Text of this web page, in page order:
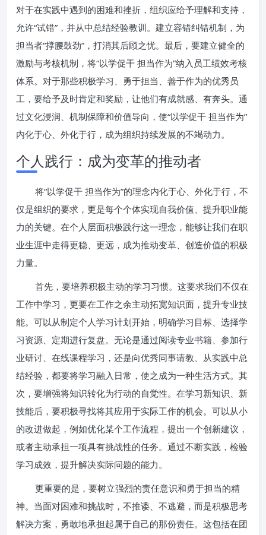
对于在实践中遇到的困难和挫折，组织应给予理解和支持，
允许“试错”，并从中总结经验教训。建立容错纠错机制，为
担当者“撑腰鼓劲”，打消其后顾之忧。最后，要建立健全的
激励与考核机制，将“以学促干 担当作为”纳入员工绩效考核
体系。对于那些积极学习、勇于担当、善于作为的优秀员
工，要给予及时肯定和奖励，让他们有成就感、有奔头。通
过文化浸润、机制保障和价值导向，使“以学促干 担当作为”
内化于心、外化于行，成为组织持续发展的不竭动力。
个人践行：成为变革的推动者
将“以学促干 担当作为”的理念内化于心、外化于行，不
仅是组织的要求，更是每个个体实现自我价值、提升职业能
力的关键。在个人层面积极践行这一理念，能够让我们在职
业生涯中走得更稳、更远，成为推动变革、创造价值的积极
力量。
首先，要培养积极主动的学习习惯。这要求我们不仅在
工作中学习，更要在工作之余主动拓宽知识面，提升专业技
能。可以从制定个人学习计划开始，明确学习目标、选择学
习资源、定期进行复盘。无论是通过阅读专业书籍、参加行
业研讨、在线课程学习，还是向优秀同事请教、从实践中总
结经验，都要将学习融入日常，使之成为一种生活方式。其
次，要增强将知识转化为行动的自觉性。在学习新知识、新
技能后，要积极寻找将其应用于实际工作的机会。可以从小
的改进做起，例如优化某个工作流程，提出一个创新建议，
或者主动承担一项具有挑战性的任务。通过不断实践，检验
学习成效，提升解决实际问题的能力。
更重要的是，要树立强烈的责任意识和勇于担当的精
神。当面对困难和挑战时，不推诿、不逃避，而是积极思考
解决方案，勇敢地承担起属于自己的那份责任。这包括在团